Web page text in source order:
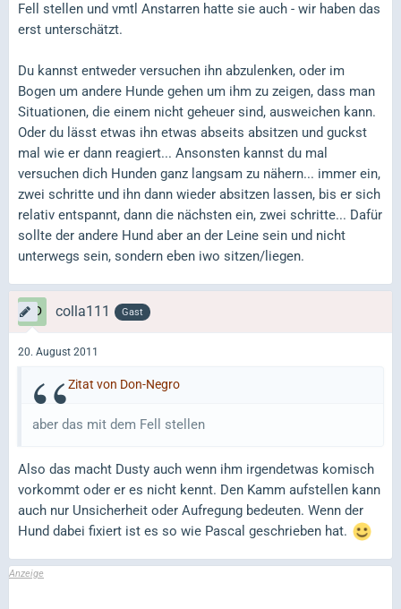
Fell stellen und vmtl Anstarren hatte sie auch - wir haben das
erst unterschätzt.
Du kannst entweder versuchen ihn abzulenken, oder im
Bogen um andere Hunde gehen um ihm zu zeigen, dass man
Situationen, die einem nicht geheuer sind, ausweichen kann.
Oder du lässt etwas ihn etwas abseits absitzen und guckst
mal wie er dann reagiert... Ansonsten kannst du mal
versuchen dich Hunden ganz langsam zu nähern... immer ein,
zwei schritte und ihn dann wieder absitzen lassen, bis er sich
relativ entspannt, dann die nächsten ein, zwei schritte... Dafür
sollte der andere Hund aber an der Leine sein und nicht
unterwegs sein, sondern eben iwo sitzen/liegen.
colla111 Gast
20. August 2011
Zitat von Don-Negro
aber das mit dem Fell stellen
Also das macht Dusty auch wenn ihm irgendetwas komisch
vorkommt oder er es nicht kennt. Den Kamm aufstellen kann
auch nur Unsicherheit oder Aufregung bedeuten. Wenn der
Hund dabei fixiert ist es so wie Pascal geschrieben hat.